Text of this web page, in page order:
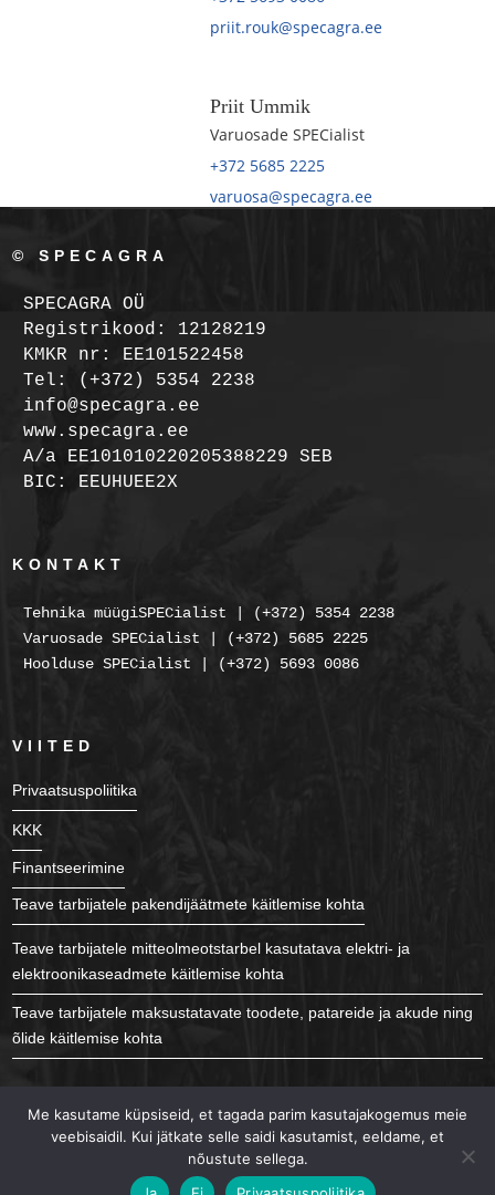
priit.rouk@specagra.ee
Priit Ummik
Varuosade SPECialist
+372 5685 2225
varuosa@specagra.ee
© SPECAGRA
SPECAGRA OÜ
Registrikood: 12128219
KMKR nr: EE101522458
Tel: (+372) 5354 2238
info@specagra.ee
www.specagra.ee
A/a EE101010220205388229 SEB
BIC: EEUHUEE2X
KONTAKT
Tehnika müügiSPECialist | (+372) 5354 2238
Varuosade SPECialist | (+372) 5685 2225
Hoolduse SPECialist | (+372) 5693 0086
VIITED
Privaatsuspoliitika
KKK
Finantseerimine
Teave tarbijatele pakendijäätmete käitlemise kohta
Teave tarbijatele mitteolmeotstarbel kasutatava elektri- ja
elektroonikaseadmete käitlemise kohta
Teave tarbijatele maksustatavate toodete, patareide ja akude ning
õlide käitlemise kohta
Me kasutame küpsiseid, et tagada parim kasutajakogemus meie
veebisaidil. Kui jätkate selle saidi kasutamist, eeldame, et
nõustute sellega.